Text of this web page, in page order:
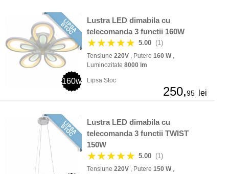
160w
Lustra LED dimabila cu
telecomanda 3 functii 160W
★★★★★ 5.00 (1)
Tensiune 220V , Putere 160 W,
Luminozitate 8000 lm
Lipsa Stoc
250,95 lei
Lustra LED dimabila cu
telecomanda 3 functii TWIST
150W
★★★★★ 5.00 (1)
Tensiune 220V , Putere 150 W,